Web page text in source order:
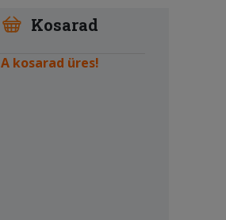
Kosarad
A kosarad üres!